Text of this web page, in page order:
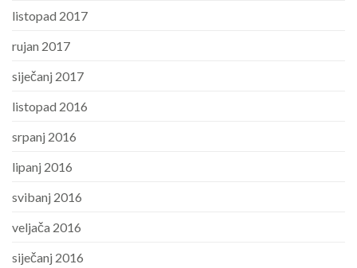
listopad 2017
rujan 2017
siječanj 2017
listopad 2016
srpanj 2016
lipanj 2016
svibanj 2016
veljača 2016
siječanj 2016